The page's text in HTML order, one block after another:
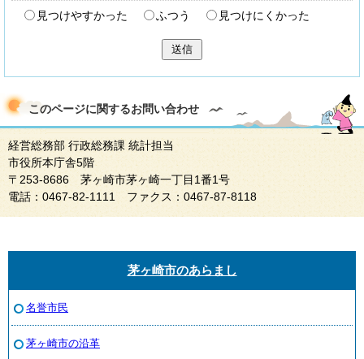
見つけやすかった ふつう 見つけにくかった
送信
このページに関するお問い合わせ
経営総務部 行政総務課 統計担当
市役所本庁舎5階
〒253-8686 茅ヶ崎市茅ヶ崎一丁目1番1号
電話：0467-82-1111 ファクス：0467-87-8118
茅ヶ崎市のあらまし
名誉市民
茅ヶ崎市の沿革